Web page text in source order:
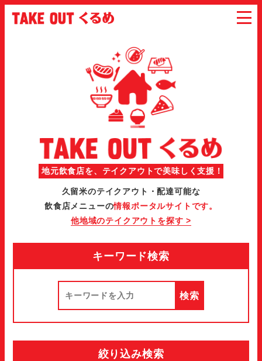
地元飲食店を、テイクアウトで美味しく支援！
久留米のテイクアウト・配達可能な
飲食店メニューの情報ポータルサイトです。
他地域のテイクアウトを探す >
キーワード検索
絞り込み検索